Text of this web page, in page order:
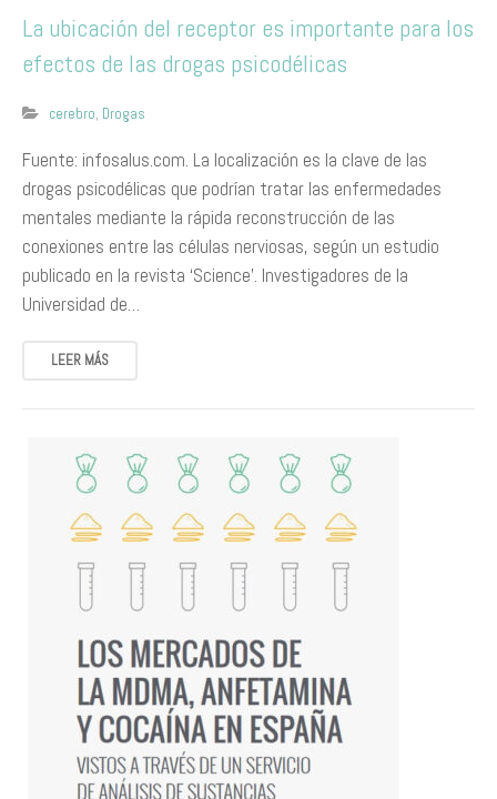
La ubicación del receptor es importante para los
efectos de las drogas psicodélicas
cerebro, Drogas
Fuente: infosalus.com. La localización es la clave de las
drogas psicodélicas que podrían tratar las enfermedades
mentales mediante la rápida reconstrucción de las
conexiones entre las células nerviosas, según un estudio
publicado en la revista ‘Science’. Investigadores de la
Universidad de…
LEER MÁS